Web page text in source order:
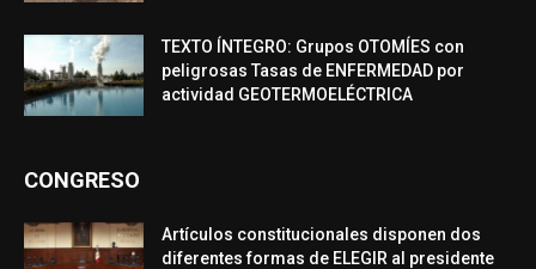
TEXTO ÍNTEGRO: Grupos OTOMÍES con
peligrosas Tasas de ENFERMEDAD por
actividad GEOTERMOELÉCTRICA
CONGRESO
Artículos constitucionales disponen dos
diferentes formas de ELEGIR al presidente